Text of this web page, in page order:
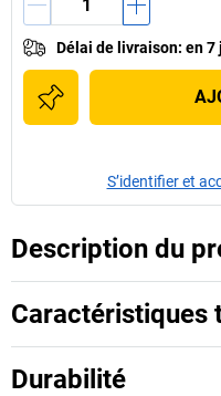
Délai de livraison: en 7
S’identifier et
Description du
Caractéristiques
Durabilité